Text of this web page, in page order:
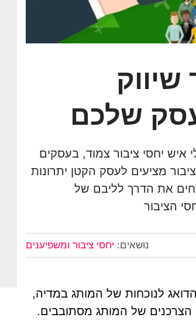
שלכם
איש יחסי ציבור צמוד, בעסקים
מציעים לעסק הקטן יתרונות
את הדרך לליבם של
הציבור
נושאים: יחסי ציבור ומשפיענים
הדואג לנוכחות של המותג במדיה,
של המותג מסתובבים.